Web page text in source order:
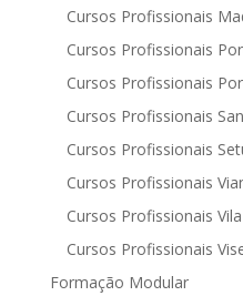
Cursos Profissionais
Cursos Profissionais
Cursos Profissionais
Cursos Profissionais
Cursos Profissionais
Cursos Profissionais
Cursos Profissionais
Cursos Profissionais
Formação Modular